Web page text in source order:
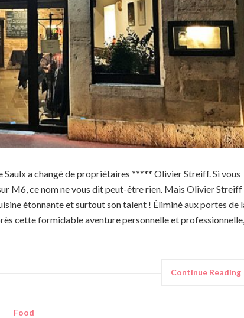
a changé de propriétaires ***** Olivier Streiff. Si vous
M6, ce nom ne vous dit peut-être rien. Mais Olivier Streiff
étonnante et surtout son talent ! Éliminé aux portes de
cette formidable aventure personnelle et professionnelle,
Continue Reading
Food